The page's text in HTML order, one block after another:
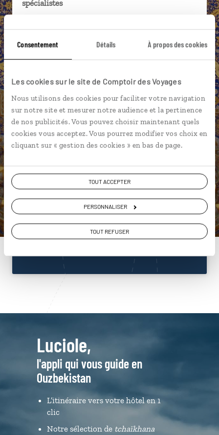
Consentement Détails À propos des cookies
Les cookies sur le site de Comptoir des Voyages
Nous utilisons des cookies pour faciliter votre navigation
sur notre site et mesurer notre audience et la pertinence
de nos publicités. Vous pouvez choisir maintenant quels
cookies vous acceptez. Vous pourrez modifier vos choix en
cliquant sur « gestion des cookies » en bas de page.
TOUT ACCEPTER
PERSONNALISER
TOUT REFUSER
spécialistes
téléphone.
Vous gardez le même interlocuteur avant,
pendant et après votre voyage.
ou
Ouzbekistan
01 86 95 65 55
Luciole,
l'appli qui vous guide en
Ouzbekistan
L’itinéraire vers votre hôtel en 1
clic
Notre sélection de tchaïkhana